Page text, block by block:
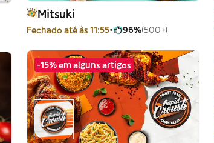
Mitsuki
Fechado até às 11:55 96%(500+)
-15% em alguns artigos